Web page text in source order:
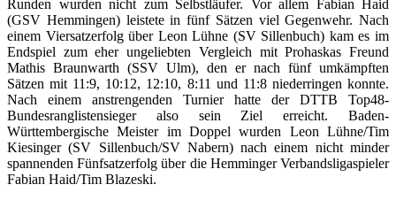
Runden wurden nicht zum Selbstläufer. Vor allem Fabian Haid
(GSV Hemmingen) leistete in fünf Sätzen viel Gegenwehr. Nach
einem Viersatzerfolg über Leon Lühne (SV Sillenbuch) kam es im
Endspiel zum eher ungeliebten Vergleich mit Prohaskas Freund
Mathis Braunwarth (SSV Ulm), den er nach fünf umkämpften
Sätzen mit 11:9, 10:12, 12:10, 8:11 und 11:8 niederringen konnte.
Nach einem anstrengenden Turnier hatte der DTTB Top48-
Bundesranglistensieger also sein Ziel erreicht. Baden-
Württembergische Meister im Doppel wurden Leon Lühne/Tim
Kiesinger (SV Sillenbuch/SV Nabern) nach einem nicht minder
spannenden Fünfsatzerfolg über die Hemminger Verbandsligaspieler
Fabian Haid/Tim Blazeski.